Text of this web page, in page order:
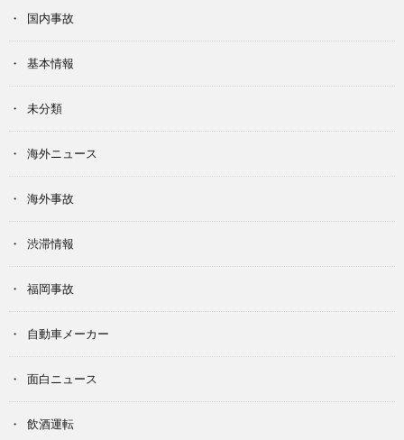
国内事故
基本情報
未分類
海外ニュース
海外事故
渋滞情報
福岡事故
自動車メーカー
面白ニュース
飲酒運転